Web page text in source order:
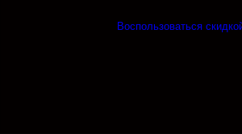
Воспользоваться